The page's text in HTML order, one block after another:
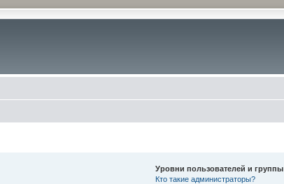
Уровни пользователей и группы
Кто такие администраторы?